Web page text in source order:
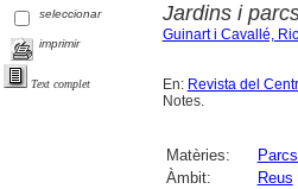
seleccionar
imprimir
Text complet
Jardins i
Guinart i Cavallé,
En: Revista del
Notes.
Matèries:
Àmbit:
Reus